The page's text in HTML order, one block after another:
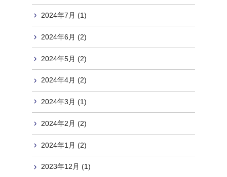
2024年7月 (1)
2024年6月 (2)
2024年5月 (2)
2024年4月 (2)
2024年3月 (1)
2024年2月 (2)
2024年1月 (2)
2023年12月 (1)